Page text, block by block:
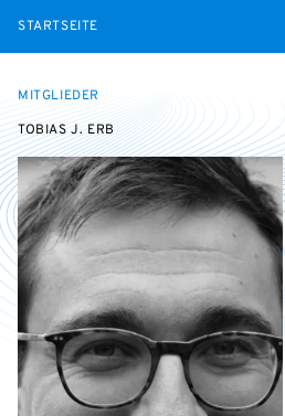
STARTSEITE
MITGLIEDER
TOBIAS J. ERB